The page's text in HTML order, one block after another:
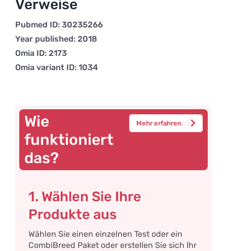
Verweise
Pubmed ID: 30235266
Year published: 2018
Omia ID: 2173
Omia variant ID: 1034
Wie
funktioniert
das?
Mehr erfahren
1. Wählen Sie Ihre
Produkte aus
Wählen Sie einen einzelnen Test oder ein
CombiBreed Paket oder erstellen Sie sich Ihr